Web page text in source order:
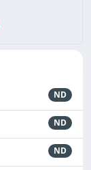
ND
ND
ND